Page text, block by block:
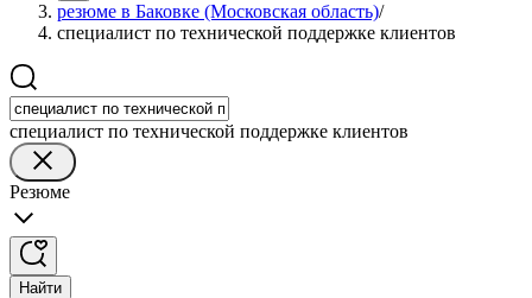
резюме в Баковке (Московская область)/
специалист по технической поддержке клиентов
специалист по технической поддержке клиентов
Резюме
Найти